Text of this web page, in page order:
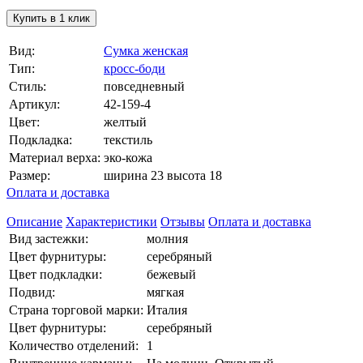
Купить в 1 клик
Вид:
Сумка женская
Тип:
кросс-боди
Стиль:
повседневный
Артикул:
42-159-4
Цвет:
желтый
Подкладка:
текстиль
Материал верха: эко-кожа
Размер:
ширина 23 высота 18
Оплата и доставка
Описание Характеристики Отзывы Оплата и доставка
Вид застежки:
молния
Цвет фурнитуры:
серебряный
Цвет подкладки:
бежевый
Подвид:
мягкая
Страна торговой марки: Италия
Цвет фурнитуры:
серебряный
Количество отделений:
1